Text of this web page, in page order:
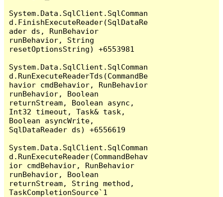
System.Data.SqlClient.SqlComman
d.FinishExecuteReader(SqlDataRe
ader ds, RunBehavior
runBehavior, String
resetOptionsString) +6553981
System.Data.SqlClient.SqlComman
d.RunExecuteReaderTds(CommandBe
havior cmdBehavior, RunBehavior
runBehavior, Boolean
returnStream, Boolean async,
Int32 timeout, Task& task,
Boolean asyncWrite,
SqlDataReader ds) +6556619
System.Data.SqlClient.SqlComman
d.RunExecuteReader(CommandBehav
ior cmdBehavior, RunBehavior
runBehavior, Boolean
returnStream, String method,
TaskCompletionSource`1